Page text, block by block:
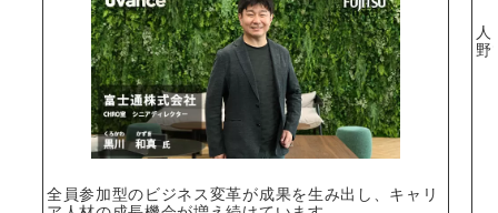
全員参加型のビジネス変革が成果を生み出し、キャリ
人
野